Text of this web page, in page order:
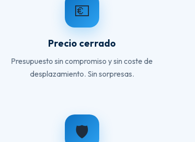
💶
Precio cerrado
Presupuesto sin compromiso y sin coste de
desplazamiento. Sin sorpresas.
🛡️